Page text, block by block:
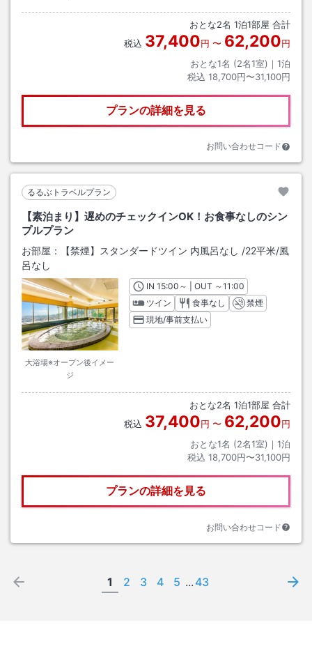
おとな2名 1泊1部屋 合計
税込 37,400円 〜 62,200円
おとな1名 (2名1室)｜ 1泊
税込 18,700円〜31,100円
プランの詳細を見る
お問い合わせコード
るるぶトラベルプラン
【素泊まり】遅めのチェックインOK！お食事なしのシン
プルプラン
お部屋： 【禁煙】スタンダードツイン 内風呂なし /22平米/風
呂なし
大浴場※オープン後イメー
ジ
INチェックイン
15:00 ～ | OUT チェックアウト
～11:00
ツイン
食事なし
禁煙
現地/事前支払い
おとな2名 1泊1部屋 合計
税込 37,400円 〜 62,200円
おとな1名 (2名1室)｜ 1泊
税込 18,700円〜31,100円
プランの詳細を見る
お問い合わせコード
1 2 3 4 5 ... 43